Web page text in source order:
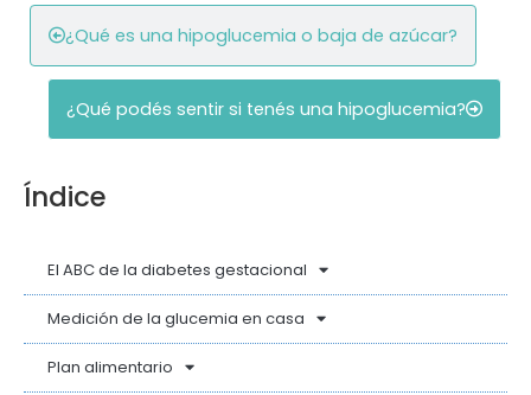
¿Qué es una hipoglucemia o baja de azúcar?
¿Qué podés sentir si tenés una hipoglucemia?
Índice
El ABC de la diabetes gestacional
Medición de la glucemia en casa
Plan alimentario